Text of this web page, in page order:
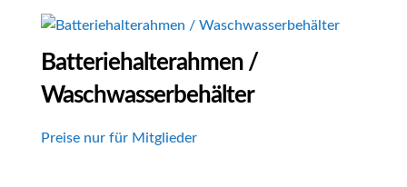
Batteriehalterahmen /
Waschwasserbehälter
Preise nur für Mitglieder